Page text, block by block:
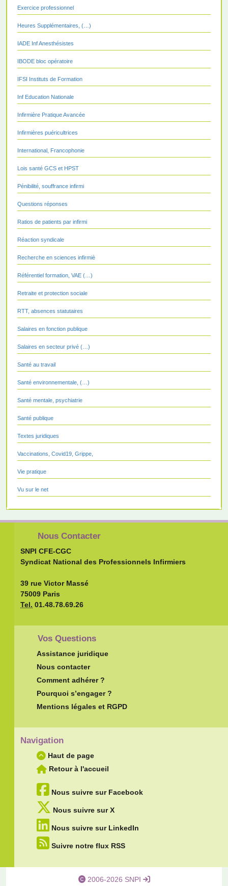
Exercice professionnel
Heures Supplémentaires, (…)
IADE Inf Anesthésistes
IBODE bloc opératoire
IFSI Instituts de Formation
Inf Education Nationale
Infirmière Pratique Avancée
Infirmières puéricultrices
International, Francophonie
Lois santé GCS et HPST
Pénibilité, souffrance infirmi
Questions réponses
Ratios de patients par infirmi
Réaction syndicale
Recherche en sciences infirmiè
Référentiel formation, VAE (…)
Retraite et protection sociale
RTT, absences statutaires
Salaires en fonction publique
Salaires en secteur privé (…)
Santé au travail
Santé environnementale, (…)
Santé mentale, psychiatrie
Santé publique
Textes juridiques
Vaccinations, Covid19, Grippe,
Vie pratique
Vu sur le net
Nous Contacter
SNPI CFE-CGC
Syndicat National des Professionnels Infirmiers
39 rue Victor Massé
75009 Paris
Tel. 01.48.78.69.26
Vos Questions
Assistance juridique
Nous contacter
Comment adhérer ?
Pourquoi s’engager ?
Mentions légales et RGPD
Navigation
Haut de page
Retour à l'accueil
Nous suivre sur Facebook
Nous suivre sur X
Nous suivre sur LinkedIn
Suivre notre flux RSS
2006-2026 SNPI